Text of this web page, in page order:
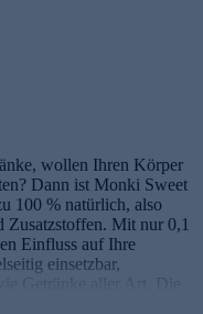
optimiert die Expertin
mit großer
ihrer
rund um den Bereich
durch viele kleine
BK Fashion
und ausprobieren.
wollen Ihren Körper
Dann ist Monki Sweet
100 % natürlich, also
Mit nur 0,1
Einfluss auf Ihre
einsetzbar,
Getränke aller Art. Die
leicht zu dosieren,